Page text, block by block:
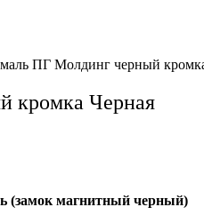
ПГ Молдинг черный
кромка Черная
(замок магнитный черный)